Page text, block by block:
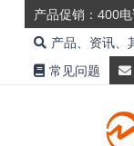
产品促销：400
产品、资讯、
常见问题